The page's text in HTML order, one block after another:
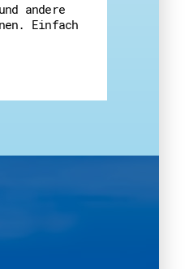
andere
Einfach